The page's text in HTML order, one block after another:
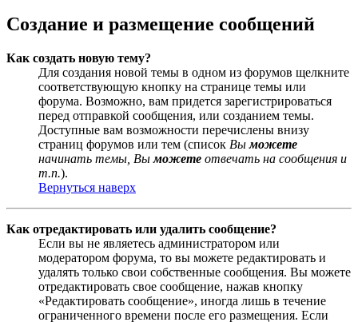
Создание и размещение сообщений
Как создать новую тему?
Для создания новой темы в одном из форумов щелкните
соответствующую кнопку на странице темы или
форума. Возможно, вам придется зарегистрироваться
перед отправкой сообщения, или созданием темы.
Доступные вам возможности перечислены внизу
страниц форумов или тем (список Выможете
начинать темы, Выможете отвечать на сообщения и
т.п.).
Вернуться наверх
Как отредактировать или удалить сообщение?
Если вы не являетесь администратором или
модератором форума, то вы можете редактировать и
удалять только свои собственные сообщения. Вы можете
отредактировать свое сообщение, нажав кнопку
«Редактировать сообщение», иногда лишь в течение
ограниченного времени после его размещения. Если